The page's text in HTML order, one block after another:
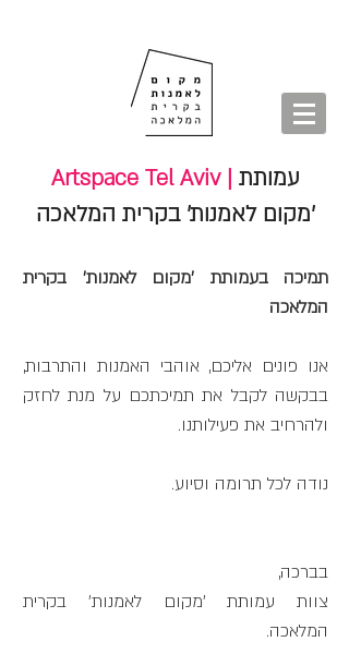
shop
Artspace Tel Aviv |
'מקום לאמנות' בקרית המלאכה
תמיכה בעמותת 'מקום לאמנות' בקרית
המלאכה
אנו פונים אליכם, אוהבי האמנות והתרבות,
בבקשה לקבל את תמיכתכם על מנת לחזק
ולהרחיב את פעילותנו.
נודה לכל תרומה וסיוע.​
בברכה,
צוות עמותת 'מקום לאמנות' בקרית
המלאכה.